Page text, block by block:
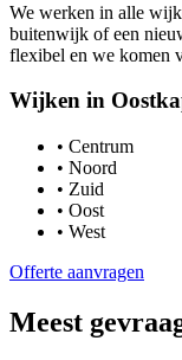
We werken in alle
buitenwijk of een
flexibel en we komen
Wijken in
• Centrum
• Noord
• Zuid
• Oost
• West
Offerte aanvragen
Meest